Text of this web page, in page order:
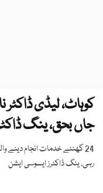
کوہاٹ، لیڈی
جاں بحق، ینگ
24 گھنٹے خدمات انجام
رہی، ینگ ڈاکٹرز ایسوسی ایشن